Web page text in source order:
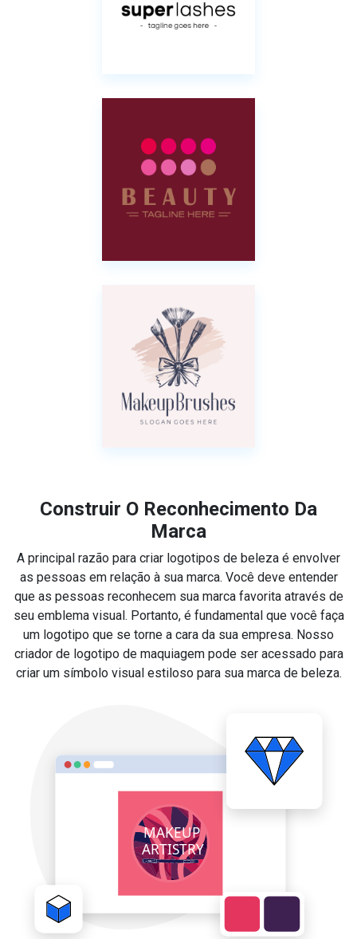
Construir O Reconhecimento Da
Marca
A principal razão para criar logotipos de beleza é envolver
as pessoas em relação à sua marca. Você deve entender
que as pessoas reconhecem sua marca favorita através de
seu emblema visual. Portanto, é fundamental que você faça
um logotipo que se torne a cara da sua empresa. Nosso
criador de logotipo de maquiagem pode ser acessado para
criar um símbolo visual estiloso para sua marca de beleza.